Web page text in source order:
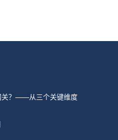
关？——从三个关键维度